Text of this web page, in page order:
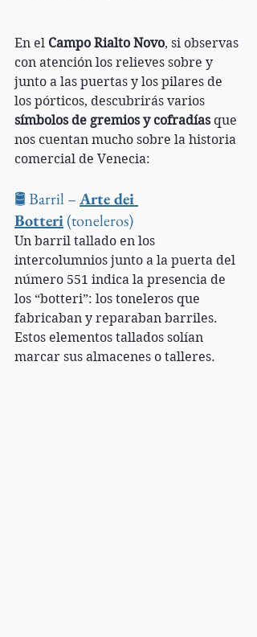
En el Campo Rialto Novo, si observas
con atención los relieves sobre y
junto a las puertas y los pilares de
los pórticos, descubrirás varios
símbolos de gremios y cofradías que
nos cuentan mucho sobre la historia
comercial de Venecia:
🛢 Barril – Arte dei
Botteri (toneleros)
Un barril tallado en los
intercolumnios junto a la puerta del
número 551 indica la presencia de
los “botteri”: los toneleros que
fabricaban y reparaban barriles.
Estos elementos tallados solían
marcar sus almacenes o talleres.